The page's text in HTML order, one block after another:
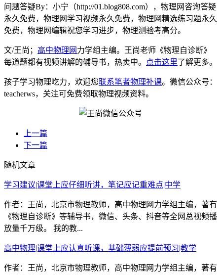
问题答疑By：小宁（http://01.blog808.com），物理网咨询答疑
永久免费，物理网学习视频永久免费，物理网精选练习题永久
免费，物理网编辑祝您学习进步，物理测验考高分。
文/王尚； 高中物理网 力学组主编。王尚老师《物理自诊断》
每道题都有视频讲解的辅导书，热卖中。
点击这里了解更多。
孩子学习物理吃力，欢迎您联系笔者物理补课。微信公众号：
teacherws，关注可免费领取物理视频资料。
上一篇
下一篇
随机文章
学习建议|课堂上应仔细听讲，笔记应记重难点|中学
作者：王尚，北京市物理教师，高中物理网力学组主编，著有
《物理自诊断》等辅导书，微信、头条、抖音等全网总视频播
放量千万级。 我的教...
高中物理|课堂上应认真听课，基础薄弱应提前预习|教学
作者：王尚，北京市物理教师，高中物理网力学组主编，著有